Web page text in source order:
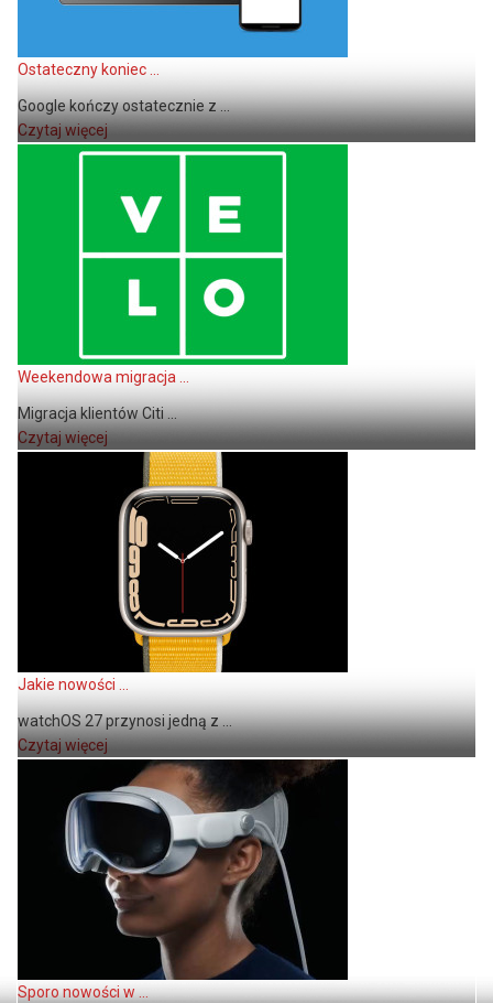
Ostateczny koniec ...
Google kończy ostatecznie z ...
Czytaj więcej
Weekendowa migracja ...
Migracja klientów Citi ...
Czytaj więcej
Jakie nowości ...
watchOS 27 przynosi jedną z ...
Czytaj więcej
Sporo nowości w ...